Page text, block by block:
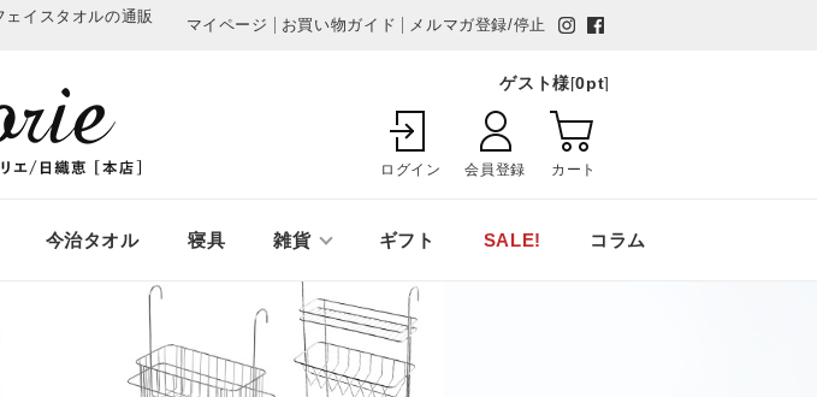
イスタオルの通販
マイページ お買い物ガイド メルマガ登録/停止
ゲスト様[0pt]
ログイン 会員登録 カート
今治タオル 寝具 雑貨 ギフト SALE! コラム